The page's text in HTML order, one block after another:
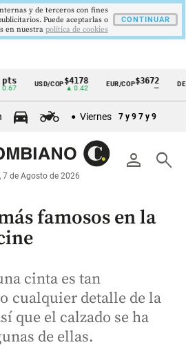
USD/COP$4178
▲ 0.42
EUR/COP$3672
—
Viernes 7 y 9 7 y 9
person search
, 7 de Agosto de 2026
famosos en la
cinta es tan
cualquier detalle de la
que el calzado se ha
de ellas.
y de terceros con fines
Puede aceptarlas o
en nuestra politica de cookies
CONTINUAR